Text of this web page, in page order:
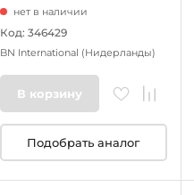
нет в наличии
Код: 346429
BN International (Нидерланды)
В корзину
Подобрать аналог